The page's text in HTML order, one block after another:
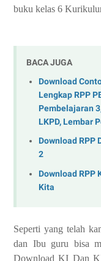
buku kelas 6
BACA JUGA
Download
Lengkap RPP
Pembelajaran
LKPD, Lembar
Download RPP
2
Download RPP
Kita
Seperti yang telah
dan Ibu guru bisa
Download KI Dan